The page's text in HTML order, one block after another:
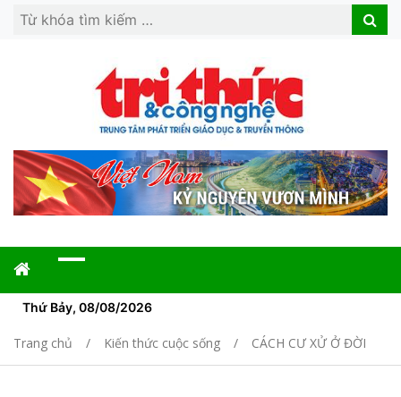
Search
Search
Thứ Bảy, 08/08/2026
Trang chủ Kiến thức cuộc sống CÁCH CƯ XỬ Ở ĐỜI